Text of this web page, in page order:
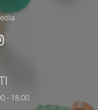
- 18.00